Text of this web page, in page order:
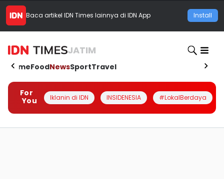
Baca artikel IDN Times lainnya di IDN App Install
JATIM
HomeFoodNewsSportTravel
For
You
Iklanin di IDN INSIDENESIA #LokalBerdaya